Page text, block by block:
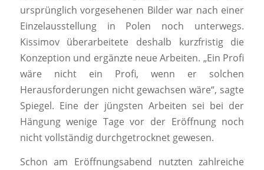
ursprünglich vorgesehenen Bilder war nach einer
Einzelausstellung in Polen noch unterwegs.
Kissimov überarbeitete deshalb kurzfristig die
Konzeption und ergänzte neue Arbeiten. „Ein Profi
wäre nicht ein Profi, wenn er solchen
Herausforderungen nicht gewachsen wäre“, sagte
Spiegel. Eine der jüngsten Arbeiten sei bei der
Hängung wenige Tage vor der Eröffnung noch
nicht vollständig durchgetrocknet gewesen.
Schon am Eröffnungsabend nutzten zahlreiche